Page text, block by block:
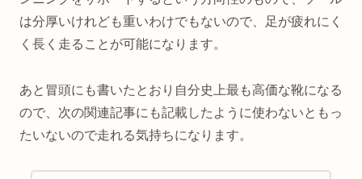
は分厚いけれども重いわけでもないので、足が疲れにく
く長く走ることが可能になります。
あと冒頭にも書いたとおり自分史上最も高価な靴になる
ので、次の関連記事にも記載したように使わないともっ
たいないので走れる気持ちになります。